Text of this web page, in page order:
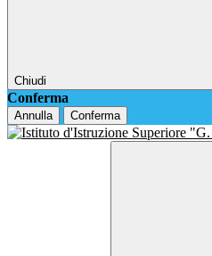
Chiudi
Conferma
Annulla Conferma